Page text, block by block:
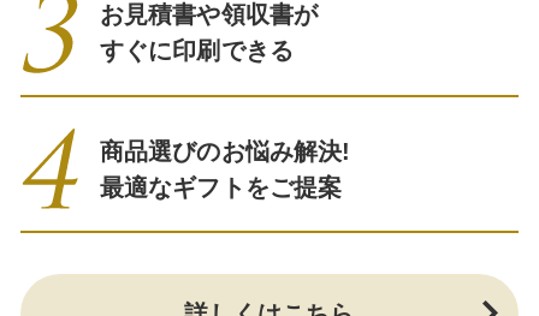
お見積書や領収書が
すぐに印刷できる
商品選びのお悩み解決!
最適なギフトをご提案